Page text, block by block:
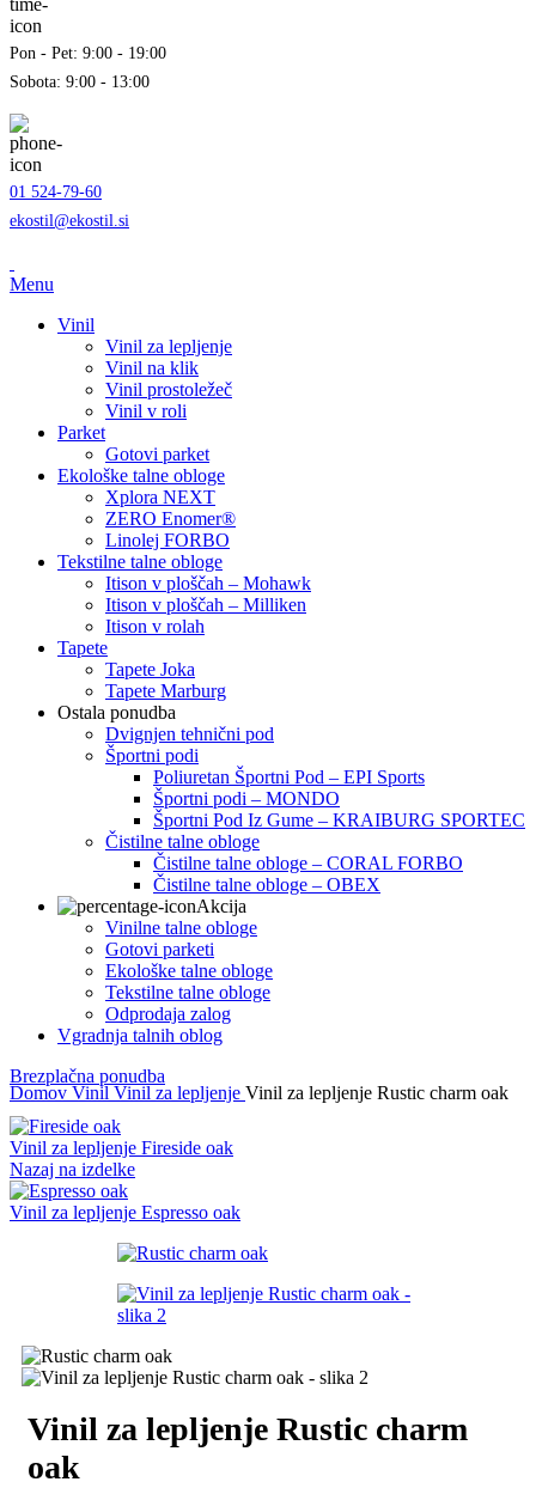
Pon - Pet: 9:00 - 19:00
Sobota: 9:00 - 13:00
01 524-79-60
ekostil@ekostil.si
Menu
Vinil
Vinil za lepljenje
Vinil na klik
Vinil prostoležeč
Vinil v roli
Parket
Gotovi parket
Ekološke talne obloge
Xplora NEXT
ZERO Enomer®
Linolej FORBO
Tekstilne talne obloge
Itison v ploščah – Mohawk
Itison v ploščah – Milliken
Itison v rolah
Tapete
Tapete Joka
Tapete Marburg
Ostala ponudba
Dvignjen tehnični pod
Športni podi
Poliuretan Športni Pod – EPI Sports
Športni podi – MONDO
Športni Pod Iz Gume – KRAIBURG SPORTEC
Čistilne talne obloge
Čistilne talne obloge – CORAL FORBO
Čistilne talne obloge – OBEX
Akcija
Vinilne talne obloge
Gotovi parketi
Ekološke talne obloge
Tekstilne talne obloge
Odprodaja zalog
Vgradnja talnih oblog
Brezplačna ponudba
Domov Vinil Vinil za lepljenje Vinil za lepljenje Rustic charm oak
Vinil za lepljenje Fireside oak
Nazaj na izdelke
Vinil za lepljenje Espresso oak
Vinil za lepljenje Rustic charm
oak